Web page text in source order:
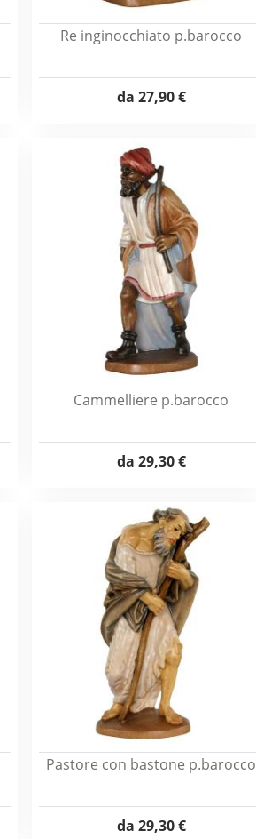
Re inginocchiato p.barocco
da 27,90 €
Cammelliere p.barocco
da 29,30 €
Pastore con bastone p.barocco
da 29,30 €